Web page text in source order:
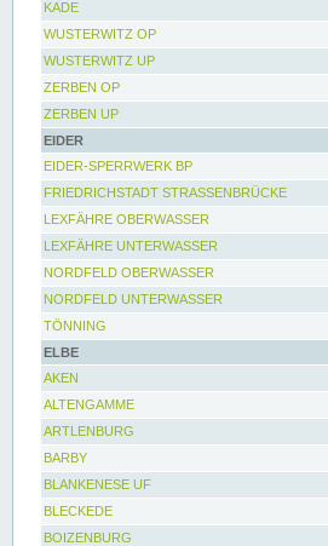
KADE
WUSTERWITZ OP
WUSTERWITZ UP
ZERBEN OP
ZERBEN UP
EIDER
EIDER-SPERRWERK BP
FRIEDRICHSTADT STRASSENBRÜCKE
LEXFÄHRE OBERWASSER
LEXFÄHRE UNTERWASSER
NORDFELD OBERWASSER
NORDFELD UNTERWASSER
TÖNNING
ELBE
AKEN
ALTENGAMME
ARTLENBURG
BARBY
BLANKENESE UF
BLECKEDE
BOIZENBURG